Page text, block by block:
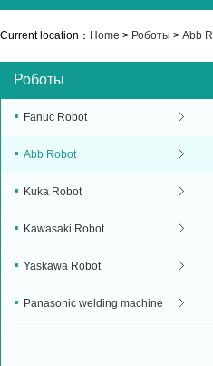
Current location： Home > Роботы > Abb
Роботы
Fanuc Robot
Abb Robot
Kuka Robot
Kawasaki Robot
Yaskawa Robot
Panasonic welding machine